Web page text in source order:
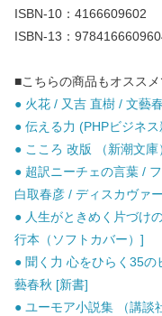
ISBN-10：4166609602
ISBN-13：
■こちらの商品もオスス
● 火花 / 又吉 直樹 / 文藝
● 伝える力 (PHPビジネ
● こころ 改版 （新潮文
● 超訳ニーチェの言葉 /
白取春彦 / ディスカヴァ
● 人生がときめく片づけ
行本（ソフトカバー）]
● 聞く力 心をひらく35
藝春秋 [新書]
● ユーモア小説集 （講談